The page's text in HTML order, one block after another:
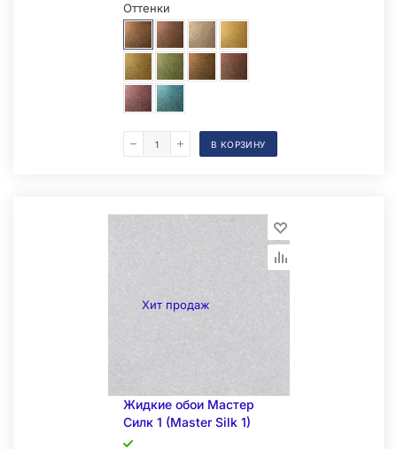
Оттенки
В КОРЗИНУ
Хит продаж
Жидкие обои Мастер
Силк 1 (Master Silk 1)